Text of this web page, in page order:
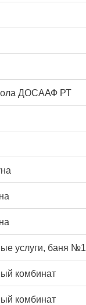
ДОСААФ РТ
услуги, баня №1
комбинат
комбинат